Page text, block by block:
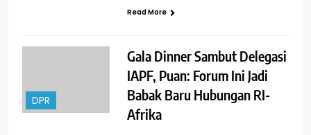
Read More
DPR
Gala Dinner Sambut Delegasi
IAPF, Puan: Forum Ini Jadi
Babak Baru Hubungan RI-
Afrika